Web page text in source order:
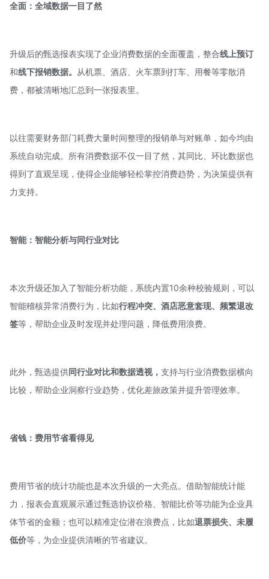
全面：全域数据一目了然
升级后的甄选报表实现了企业消费数据的全面覆盖，整合线上预订
和线下报销数据。
从机票、酒店、火车票到打车、用餐等零散消
费，都被清晰地汇总到一张报表里。
以往需要财务部门耗费大量时间整理的报销单与对账单，如今均由
系统自动完成。所有消费数据不仅一目了然，其同比、环比数据也
得到了直观呈现，使得企业能够轻松掌控消费趋势，为决策提供有
力支持。
智能：智能分析与同行业对比
本次升级还加入了智能分析功能，系统内置10余种校验规则，可以
智能稽核异常消费行为，比如行程冲突、酒店恶意套现、频繁退改
签等，帮助企业及时发现并处理问题，降低费用浪费。
此外，甄选提供同行业对比和数据透视， 支持与行业消费数据横向
比较，帮助企业洞察行业趋势，优化差旅政策并提升管理效率。
省钱：费用节省看得见
费用节省的统计功能也是本次升级的一大亮点。借助智能统计能
力，报表会直观展示通过甄选协议价格、智能比价等功能为企业具
体节省的金额；也可以精准定位潜在浪费点，比如退票损失、未履
低价等，为企业提供清晰的节省建议。